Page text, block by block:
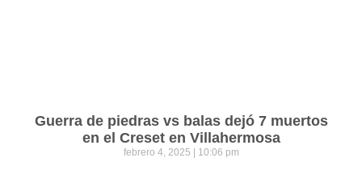
Guerra de piedras vs balas dejó 7 muertos
en el Creset en Villahermosa
febrero 4, 2025 10:06 pm